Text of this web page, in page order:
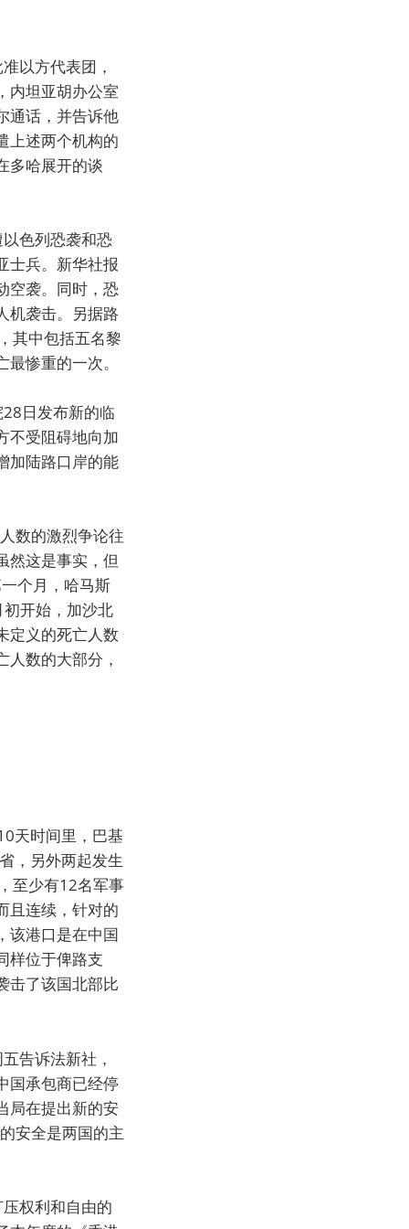
以方代表团，
内坦亚胡办公室
通话，并告诉他
上述两个机构的
多哈展开的谈
以色列恐袭和恐
士兵。新华社报
空袭。同时，恐
机袭击。另据路
其中包括五名黎
惨重的一次。
28日发布新的临
不受阻碍地向加
加陆路口岸的能
数的激烈争论往
然这是事实，但
个月，哈马斯
开始，加沙北
定义的死亡人数
数的大部分，
天时间里，巴基
，另外两起发生
至少有12名军事
且连续，针对的
该港口是在中国
样位于俾路支
击了该国北部比
告诉法新社，
国承包商已经停
局在提出新的安
安全是两国的主
权利和自由的